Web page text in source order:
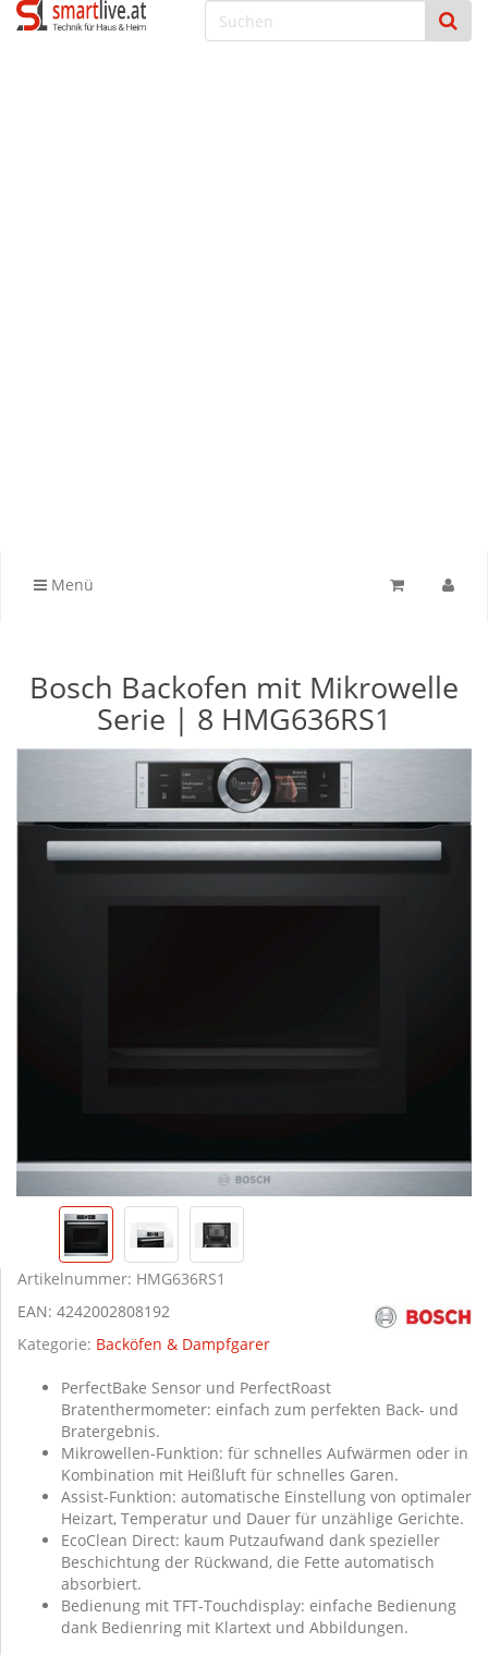
Menü
Bosch Backofen mit Mikrowelle
Serie | 8 HMG636RS1
Artikelnummer: HMG636RS1
EAN: 4242002808192
Kategorie: Backöfen & Dampfgarer
PerfectBake Sensor und PerfectRoast
Bratenthermometer: einfach zum perfekten Back- und
Bratergebnis.
Mikrowellen-Funktion: für schnelles Aufwärmen oder in
Kombination mit Heißluft für schnelles Garen.
Assist-Funktion: automatische Einstellung von optimaler
Heizart, Temperatur und Dauer für unzählige Gerichte.
EcoClean Direct: kaum Putzaufwand dank spezieller
Beschichtung der Rückwand, die Fette automatisch
absorbiert.
Bedienung mit TFT-Touchdisplay: einfache Bedienung
dank Bedienring mit Klartext und Abbildungen.